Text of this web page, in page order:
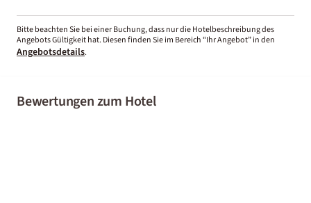
Bitte beachten Sie bei einer Buchung, dass nur die Hotelbeschreibung des
Angebots Gültigkeit hat. Diesen finden Sie im Bereich “Ihr Angebot” in den
Angebotsdetails.
Bewertungen zum Hotel